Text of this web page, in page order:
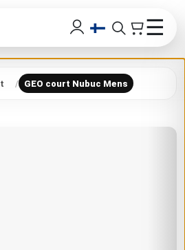
☰
GEO court Nubuc Mens